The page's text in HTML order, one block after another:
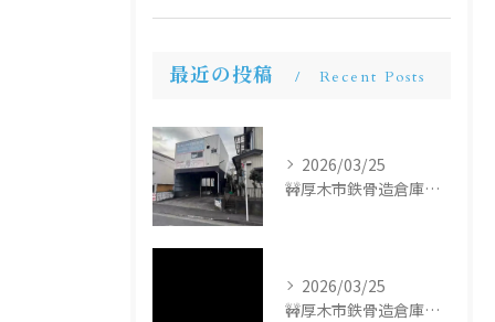
最近の投稿 Recent Posts
2026/03/25
🚧厚木市鉄骨造倉庫解体工事🚧
2026/03/25
🚧厚木市鉄骨造倉庫解体工事🚧